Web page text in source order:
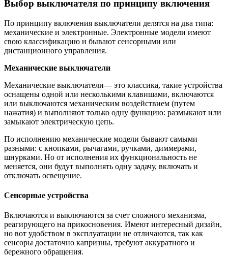
Выбор выключателя по принципу включения
По принципу включения выключатели делятся на два типа:
механические и электронные. Электронные модели имеют
свою классификацию и бывают сенсорными или
дистанционного управления.
Механические выключатели
Механические выключатели— это классика, такие устройства
оснащены одной или несколькими клавишами, включаются
или выключаются механическим воздействием (путем
нажатия) и выполняют только одну функцию: размыкают или
замыкают электрическую цепь.
По исполнению механические модели бывают самыми
разными: с кнопками, рычагами, ручками, диммерами,
шнурками. Но от исполнения их функциональность не
меняется, они будут выполнять одну задачу, включать и
отключать освещение.
Сенсорные устройства
Включаются и выключаются за счет сложного механизма,
реагирующего на прикосновения. Имеют интересный дизайн,
но вот удобством в эксплуатации не отличаются, так как
сенсоры достаточно капризны, требуют аккуратного и
бережного обращения.